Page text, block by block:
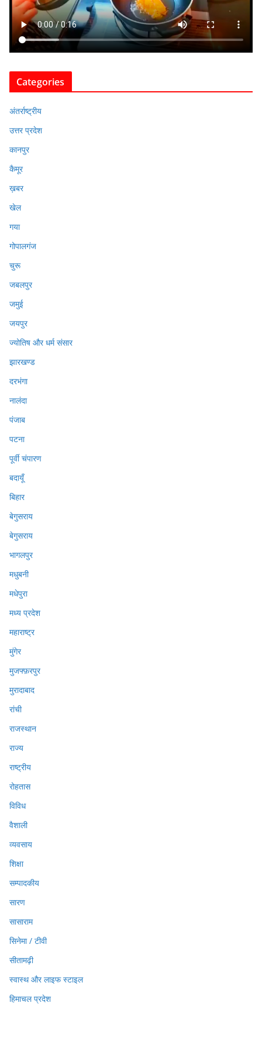
Categories
अंतर्राष्ट्रीय
उत्तर प्रदेश
कानपुर
कैमूर
ख़बर
खेल
गया
गोपालगंज
चुरू
जबलपुर
जमुई
जयपुर
ज्योतिष और धर्म संसार
झारखण्ड
दरभंगा
नालंदा
पंजाब
पटना
पूर्वी चंपारण
बदायूँ
बिहार
बेगुसराय
बेगुसराय
भागलपुर
मधुबनी
मधेपुरा
मध्य प्रदेश
महाराष्ट्र
मुंगेर
मुजफ्फ़रपुर
मुरादाबाद
रांची
राजस्थान
राज्य
राष्ट्रीय
रोहतास
विविध
वैशाली
व्यवसाय
शिक्षा
सम्पादकीय
सारण
सासाराम
सिनेमा / टीवी
सीतामढ़ी
स्वास्थ और लाइफ स्टाइल
हिमाचल प्रदेश